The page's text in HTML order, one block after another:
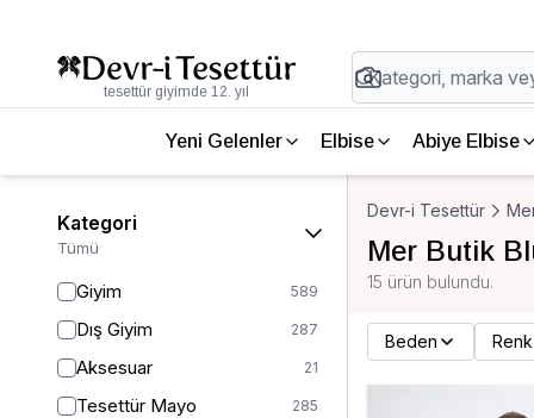
tesettür giyimde 12. yıl
Yeni Gelenler Elbise Abiye Elbise
Kategori
Tümü
Giyim 589
Dış Giyim 287
Aksesuar 21
Tesettür Mayo 285
Devr-i Tesettür
Mer Butik
15 ürün bulundu.
Beden Renk